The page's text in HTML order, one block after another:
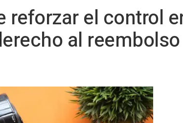
reforzar el control
al